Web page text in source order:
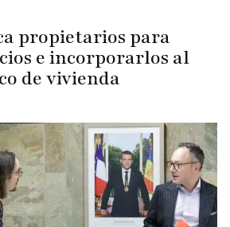
propietarios para
e incorporarlos al
de vivienda